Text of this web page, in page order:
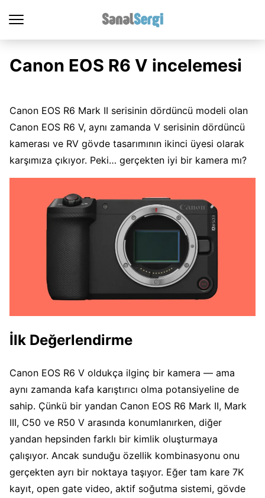
Canon EOS R6 V incelemesi
Canon EOS R6 Mark II serisinin dördüncü modeli olan
Canon EOS R6 V, aynı zamanda V serisinin dördüncü
kamerası ve RV gövde tasarımının ikinci üyesi olarak
karşımıza çıkıyor. Peki… gerçekten iyi bir kamera mı?
İlk Değerlendirme
Canon EOS R6 V oldukça ilginç bir kamera — ama
aynı zamanda kafa karıştırıcı olma potansiyeline de
sahip. Çünkü bir yandan Canon EOS R6 Mark II, Mark
III, C50 ve R50 V arasında konumlanırken, diğer
yandan hepsinden farklı bir kimlik oluşturmaya
çalışıyor. Ancak sunduğu özellik kombinasyonu onu
gerçekten ayrı bir noktaya taşıyor. Eğer tam kare 7K
kayıt, open gate video, aktif soğutma sistemi, gövde